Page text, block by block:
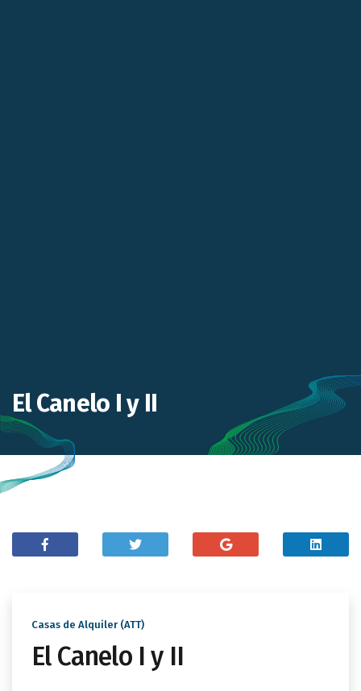
El Canelo I y II
Casas de Alquiler (ATT)
El Canelo I y II